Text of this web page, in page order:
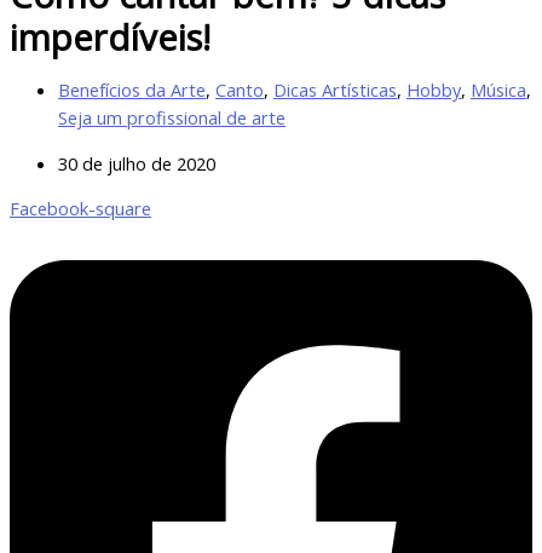
imperdíveis!
Benefícios da Arte, Canto, Dicas Artísticas, Hobby, Música,
Seja um profissional de arte
30 de julho de 2020
Facebook-square